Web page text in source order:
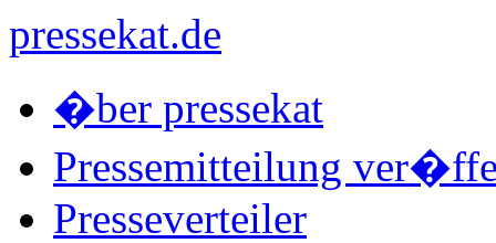
pressekat.de
�ber pressekat
Pressemitteilung
Presseverteiler